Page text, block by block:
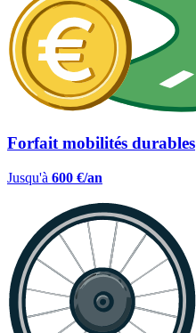
Forfait mobilités durables
Jusqu'à 600 €/an